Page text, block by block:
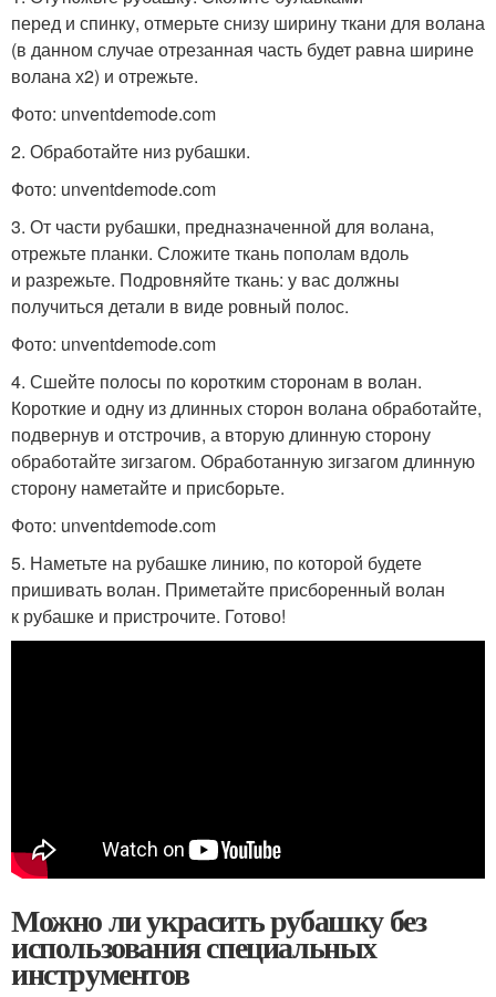
перед и спинку, отмерьте снизу ширину ткани для волана
(в данном случае отрезанная часть будет равна ширине
волана х2) и отрежьте.
Фото: unventdemode.com
2. Обработайте низ рубашки.
Фото: unventdemode.com
3. От части рубашки, предназначенной для волана,
отрежьте планки. Сложите ткань пополам вдоль
и разрежьте. Подровняйте ткань: у вас должны
получиться детали в виде ровный полос.
Фото: unventdemode.com
4. Сшейте полосы по коротким сторонам в волан.
Короткие и одну из длинных сторон волана обработайте,
подвернув и отстрочив, а вторую длинную сторону
обработайте зигзагом. Обработанную зигзагом длинную
сторону наметайте и присборьте.
Фото: unventdemode.com
5. Наметьте на рубашке линию, по которой будете
пришивать волан. Приметайте присборенный волан
к рубашке и пристрочите. Готово!
Можно ли украсить рубашку без
использования специальных
инструментов